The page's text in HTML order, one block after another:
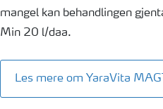
mangel kan behandlingen
Min 20 l/daa.
Les mere om YaraVita